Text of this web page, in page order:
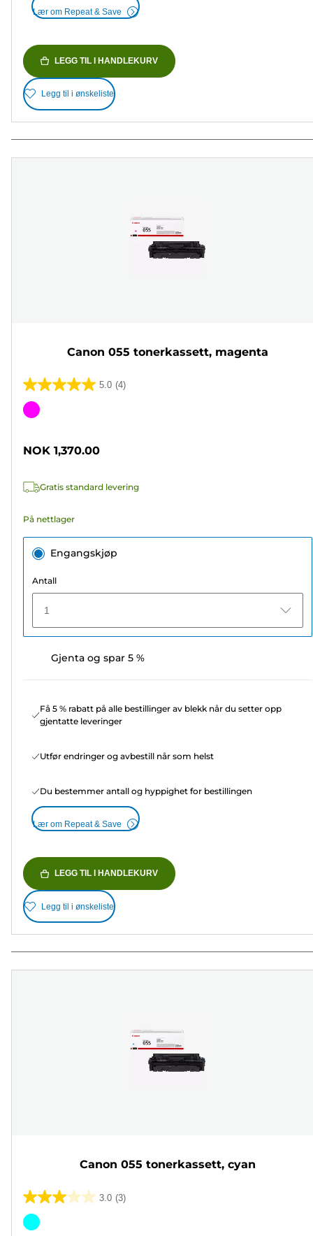
Lær om Repeat & Save
LEGG TIL I HANDLEKURV
Legg til i ønskeliste
Canon 055 tonerkassett, magenta
5.0 (4)
5.0
av
Fargekassett
NOK 1,370.00
Gratis standard levering
På nettlager
Engangskjøp
Antall
1
Gjenta og spar 5 %
Få 5 % rabatt på alle bestillinger av blekk når du setter opp
gjentatte leveringer
Utfør endringer og avbestill når som helst
Du bestemmer antall og hyppighet for bestillingen
Lær om Repeat & Save
LEGG TIL I HANDLEKURV
Legg til i ønskeliste
Canon 055 tonerkassett, cyan
3.0 (3)
3.0
av
Fargekassett